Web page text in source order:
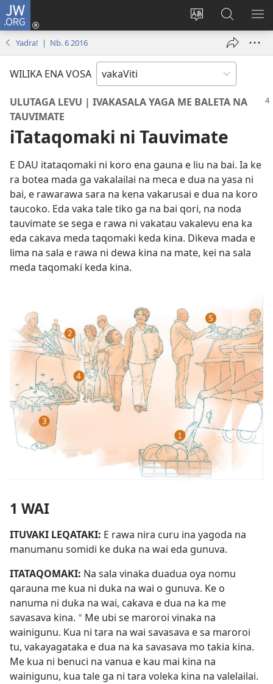
JW.ORG
Veisautaka
Dolava
(opens
Vaqara
ena
JW.ORG
Yadra! | Nb. 6 2016
WILIKA ENA VOSA
ULUTAGA LEVU | IVAKASALA YAGA ME BALETA NA
TAUVIMATE
iTataqomaki ni Tauvimate
E DAU itataqomaki ni koro ena gauna e liu na bai. Ia ke
ra botea mada ga vakalailai na meca e dua na yasa ni
bai, e rawarawa sara na kena vakarusai e dua na koro
taucoko. Eda vaka tale tiko ga na bai qori, na noda
tauvimate se sega e rawa ni vakatau vakalevu ena ka
eda cakava meda taqomaki keda kina. Dikeva mada e
lima na sala e rawa ni dewa kina na mate, kei na sala
meda taqomaki keda kina.
1 WAI
ITUVAKI LEQATAKI: E rawa nira curu ina yagoda na
manumanu somidi ke duka na wai eda gunuva.
ITATAQOMAKI: Na sala vinaka duadua oya nomu
qarauna me kua ni duka na wai o gunuva. Ke o
nanuma ni duka na wai, cakava e dua na ka me
savasava kina. * Me ubi se maroroi vinaka na
wainigunu. Kua ni tara na wai savasava e sa maroroi
tu, vakayagataka e dua na ka savasava mo takia kina.
Me kua ni benuci na vanua e kau mai kina na
wainigunu, kua tale ga ni tara voleka kina na valelailai.